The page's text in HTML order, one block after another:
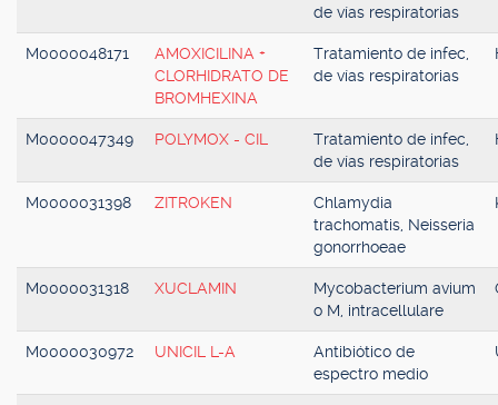
de vías respiratorias
M0000048171
AMOXICILINA +
CLORHIDRATO DE
BROMHEXINA
Tratamiento de infec,
de vías respiratorias
M0000047349 POLYMOX - CIL
Tratamiento de infec,
de vías respiratorias
M0000031398 ZITROKEN
Chlamydia
trachomatis, Neisseria
gonorrhoeae
M0000031318 XUCLAMIN
Mycobacterium avium
o M, intracellulare
M0000030972 UNICIL L-A
Antibiótico de
espectro medio